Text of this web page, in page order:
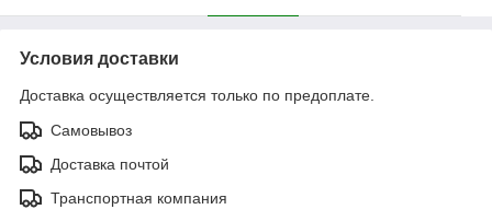
Условия доставки
Доставка осуществляется только по предоплате.
Самовывоз
Доставка почтой
Транспортная компания